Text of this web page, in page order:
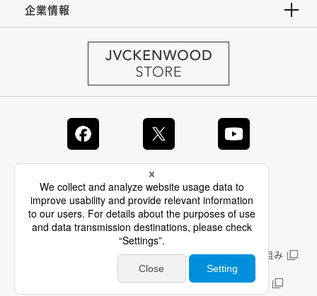
企業情報
JVC Global
情報セキュリティ基本方針
製品安全に関する基本方針 正しい表示への取り組み
サイトのご利用にあたって 個人情報保護方針